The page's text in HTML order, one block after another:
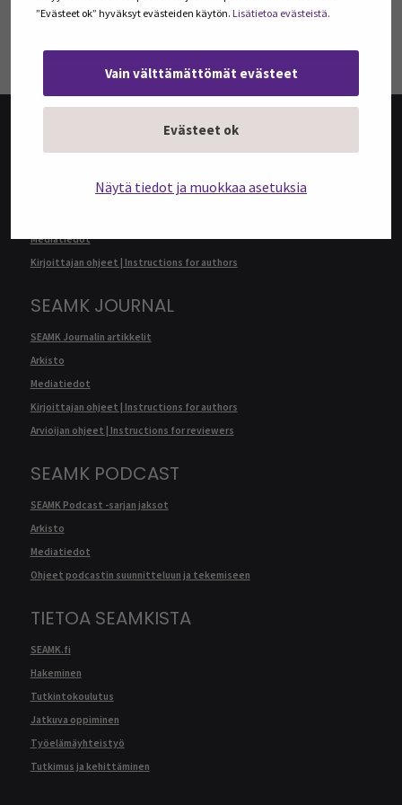
”Evästeet ok” hyväksyt evästeiden käytön. Lisätietoa evästeistä.
Vain välttämättömät evästeet
Evästeet ok
Näytä tiedot ja muokkaa asetuksia
@SEAMK-VERKKOLEHTI
@SEAMK-verkkolehden artikkelit
Mediatiedot
Kirjoittajan ohjeet | Instructions for authors
SEAMK JOURNAL
SEAMK Journalin artikkelit
Arkisto
Mediatiedot
Kirjoittajan ohjeet | Instructions for authors
Arvioijan ohjeet | Instructions for reviewers
SEAMK PODCAST
SEAMK Podcast -sarjan jaksot
Arkisto
Mediatiedot
Ohjeet podcastin suunnitteluun ja tekemiseen
TIETOA SEAMKISTA
SEAMK.fi
Hakeminen
Tutkintokoulutus
Jatkuva oppiminen
Työelämäyhteistyö
Tutkimus ja kehittäminen